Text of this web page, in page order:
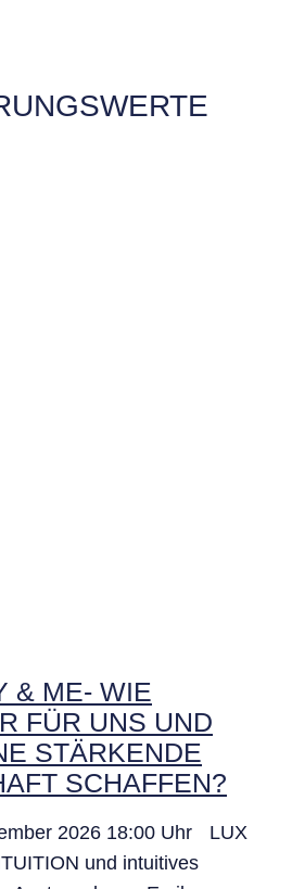
& ME- WIE
FÜR UNS UND
STÄRKENDE
SCHAFFEN?
2026 18:00 Uhr LUX
und intuitives